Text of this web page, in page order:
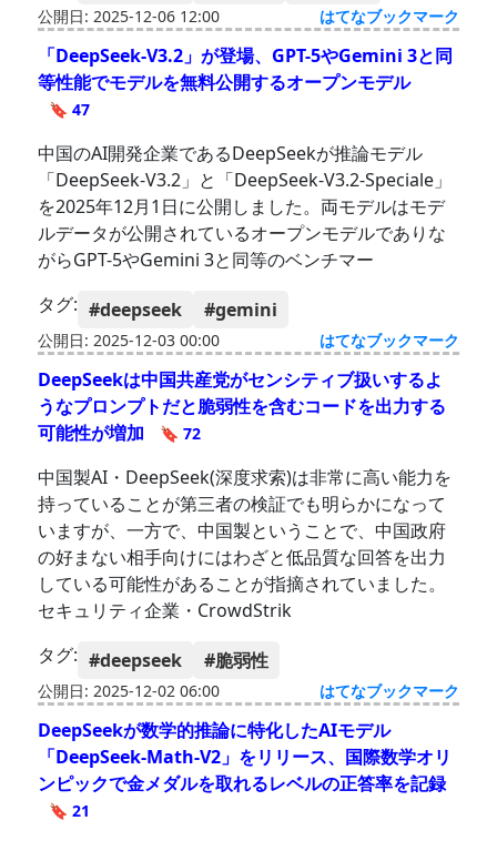
公開日: 2025-12-06 12:00 はてなブックマーク
「DeepSeek-V3.2」が登場、GPT-5やGemini 3と同
等性能でモデルを無料公開するオープンモデル
🔖 47
中国のAI開発企業であるDeepSeekが推論モデル
「DeepSeek-V3.2」と「DeepSeek-V3.2-Speciale」
を2025年12月1日に公開しました。両モデルはモデ
ルデータが公開されているオープンモデルでありな
がらGPT-5やGemini 3と同等のベンチマー
タグ: #deepseek #gemini
公開日: 2025-12-03 00:00 はてなブックマーク
DeepSeekは中国共産党がセンシティブ扱いするよ
うなプロンプトだと脆弱性を含むコードを出力する
可能性が増加
🔖 72
中国製AI・DeepSeek(深度求索)は非常に高い能力を
持っていることが第三者の検証でも明らかになって
いますが、一方で、中国製ということで、中国政府
の好まない相手向けにはわざと低品質な回答を出力
している可能性があることが指摘されていました。
セキュリティ企業・CrowdStrik
タグ: #deepseek #脆弱性
公開日: 2025-12-02 06:00 はてなブックマーク
DeepSeekが数学的推論に特化したAIモデル
「DeepSeek-Math-V2」をリリース、国際数学オリ
ンピックで金メダルを取れるレベルの正答率を記録
🔖 21